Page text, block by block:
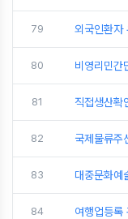
79 외국인환자
80 비영리민간
81 직접생산확
82 국제물류주
83 대중문화예
84 여행업등록